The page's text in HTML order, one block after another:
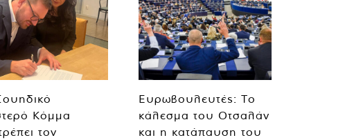
Κόμμα
τον
Ευρωβουλευτές: Το
κάλεσμα του Οτσαλάν
και η κατάπαυση του